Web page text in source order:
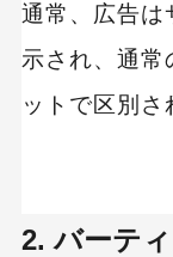
通常、広告は
示され、通常
ットで区別さ
2. バーテ